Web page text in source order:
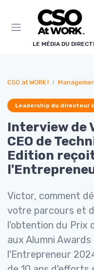
LE MÉDIA DU
CSO at WORK ! Management &
Leadership du directeur
Interview de
CEO de
Edition
Victor, comment
votre parcours et
l'obtention du Prix
aux Alumni Awards
l'Entrepreneur